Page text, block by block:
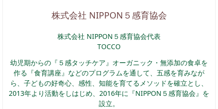
株式会社 NIPPON５感育協会
株式会社 NIPPON５感育協会代表
TOCCO
幼児期からの『５感タッチケア』オーガニック・無添加の食卓を
作る『食育講座』などのプログラムを通して、五感を育みなが
ら、子どもの好奇心、感性、知能を育てるメソッドを確立とし、
2013年より活動をしはじめ、2016年に『NIPPON５感育協会』を
設立。